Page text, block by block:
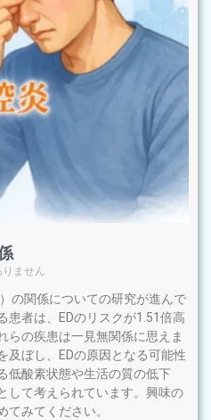
りません
の関係についての研究が進んで
患者は、EDのリスクが1.51倍高
らの疾患は一見無関係に思えま
及ぼし、EDの原因となる可能性
低酸素状態や生活の質の低下
して考えられています。興味の
てみてください。